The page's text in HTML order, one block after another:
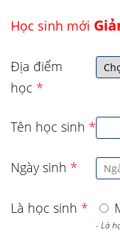
Học sinh mới
Địa điểm
học *
Tên học sinh *
Ngày sinh *
Là học sinh *
- Là